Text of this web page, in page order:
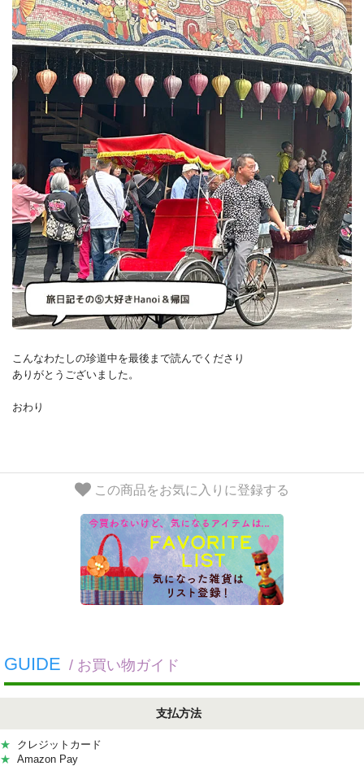
こんなわたしの珍道中を最後まで読んでくださり
ありがとうございました。
おわり
この商品をお気に入りに登録する
GUIDE / お買い物ガイド
支払方法
★ クレジットカード
★ Amazon Pay